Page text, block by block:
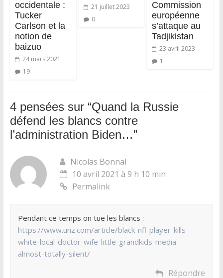
occidentale :
Tucker
Carlson et la
notion de
baizuo
24 mars 2021
19
21 juillet 2023
0
Commission
européenne
s’attaque au
Tadjikistan
23 avril 2023
1
4 pensées sur “Quand la Russie
défend les blancs contre
l’administration Biden…”
Nicolas Bonnal
10 avril 2021 à 9 h 10 min
Permalink
Pendant ce temps on tue les blancs :
https://www.unz.com/article/black-nfl-player-kills-
white-local-doctor-wife-little-grandkids-media-
almost-totally-silent/
Répondre